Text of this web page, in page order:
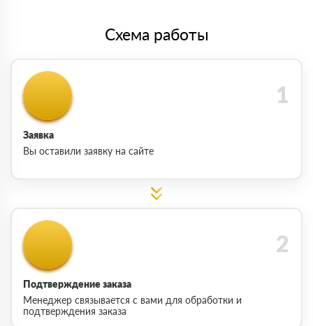
Схема работы
Заявка
Вы оставили заявку на сайте
Подтверждение заказа
Менеджер связывается с вами для обработки и
подтверждения заказа